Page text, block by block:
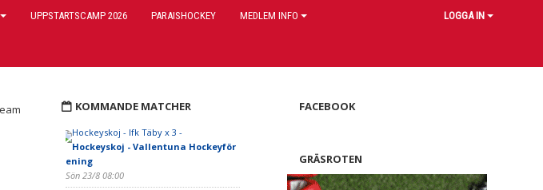
UPPSTARTSCAMP 2026 PARAISHOCKEY MEDLEM INFO LOGGA IN
KOMMANDE MATCHER
Hockeyskoj - Ifk Täby x 3 -
Hockeyskoj - Vallentuna Hockeyför
ening
Sön 23/8 08:00
FACEBOOK
GRÄSROTEN